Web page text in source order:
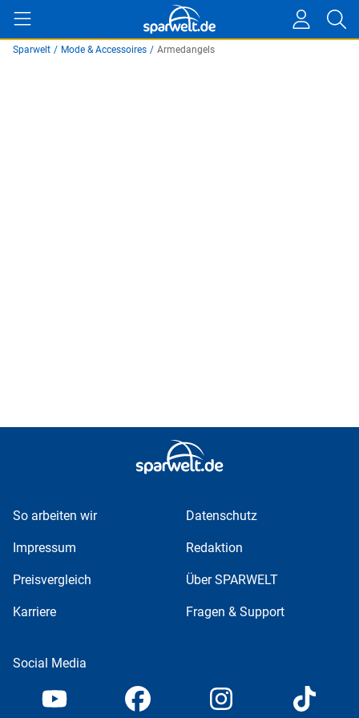
Sparwelt / Mode & Accessoires / Armedangels
So arbeiten wir Datenschutz
Impressum Redaktion
Preisvergleich Über SPARWELT
Karriere Fragen & Support
Social Media